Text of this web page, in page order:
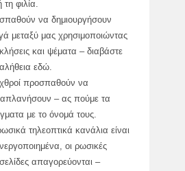
τη φιλία.
να δημιουργήσουν
μεταξύ μας χρησιμοποιώντας
και ψέματα – διαβάστε
εδώ.
προσπαθούν να
– ας πούμε τα
με το όνομά τους.
τηλεοπτικά κανάλια είναι
οι ρωσικές
απαγορεύονται –